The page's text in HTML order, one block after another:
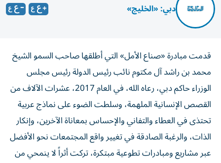
دبي: «الخليج»
قدمت مبادرة «صناع الأمل» التي أطلقها صاحب السمو الشيخ
محمد بن راشد آل مكتوم نائب رئيس الدولة رئيس مجلس
الوزراء حاكم دبي، رعاه الله، في العام 2017، عشرات الآلاف من
القصص الإنسانية الملهمة، وسلطت الضوء على نماذج عربية
تحتذى في العطاء والتفاني والإحساس بمعاناة الآخرين، وإنكار
الذات، والرغبة الصادقة في تغيير واقع المجتمعات نحو الأفضل
عبر مشاريع ومبادرات تطوعية مبتكرة، تركت أثراً لا ينمحي من